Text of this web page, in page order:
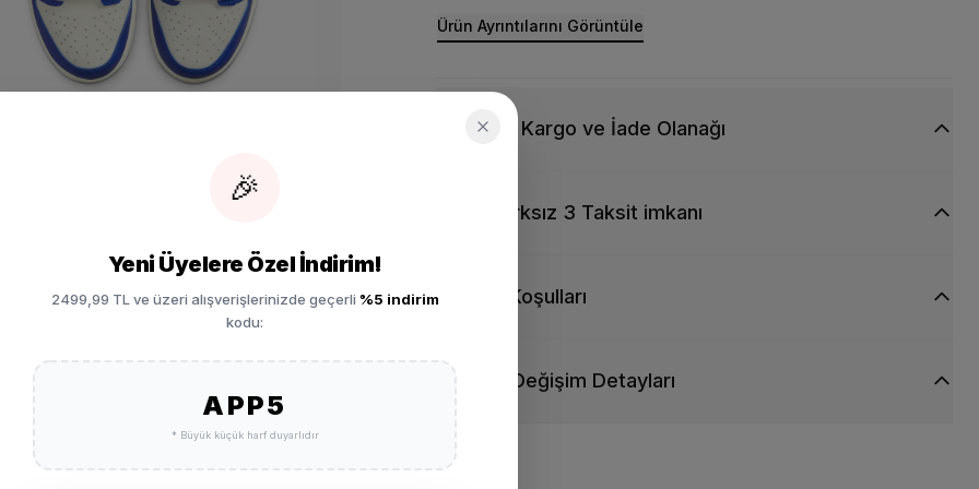
Ürün Ayrıntılarını Görüntüle
Ücretsiz Kargo ve İade Olanağı
Vade Farksız 3 Taksit imkanı
Garanti Koşulları
İade ve Değişim Detayları
HV4312-025 SEPETE EKLE
🎉
Yeni Üyelere Özel İndirim!
2499,99 TL ve üzeri alışverişlerinizde geçerli %5 indirim
kodu:
APP5
* Büyük küçük harf duyarlıdır